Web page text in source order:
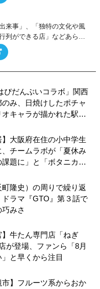
ぴだんぶいコラボ」関西
み、日焼けしたポチャ
キャラが描かれた駅弁
大阪府在住の小中学生
チームラボが「夏休み
題に」と「ボタニカル
へ招待
隆史）の周りで繰り返
ラマ『GTO』第３話で
みさ
】牛たん専門店「ねぎ
が登場、ファンら「8月
と早くから注目
市】フルーツ系からおか
来事」、「独特の文化や風
列ができる店」などあらゆ
好き放題にちゃちゃを入れ
面に押し出したトークバラ